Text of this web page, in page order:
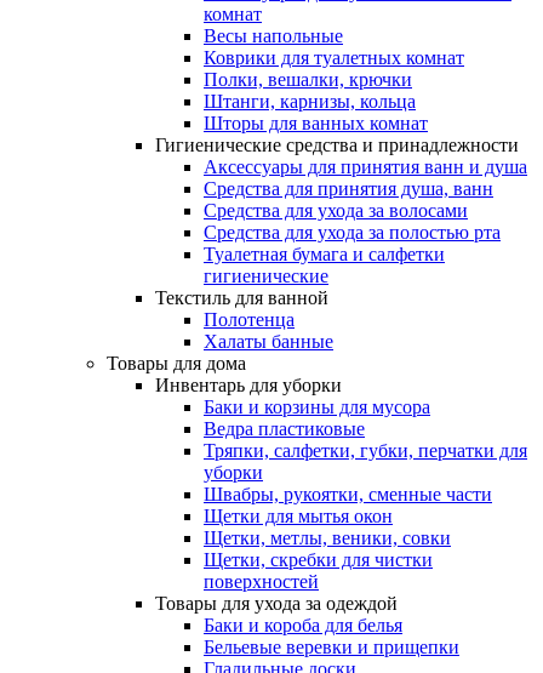
комнат
Весы напольные
Коврики для туалетных комнат
Полки, вешалки, крючки
Штанги, карнизы, кольца
Шторы для ванных комнат
Гигиенические средства и принадлежности
Аксессуары для принятия ванн и душа
Средства для принятия душа, ванн
Средства для ухода за волосами
Средства для ухода за полостью рта
Туалетная бумага и салфетки
гигиенические
Текстиль для ванной
Полотенца
Халаты банные
Товары для дома
Инвентарь для уборки
Баки и корзины для мусора
Ведра пластиковые
Тряпки, салфетки, губки, перчатки для
уборки
Швабры, рукоятки, сменные части
Щетки для мытья окон
Щетки, метлы, веники, совки
Щетки, скребки для чистки
поверхностей
Товары для ухода за одеждой
Баки и короба для белья
Бельевые веревки и прищепки
Гладильные доски